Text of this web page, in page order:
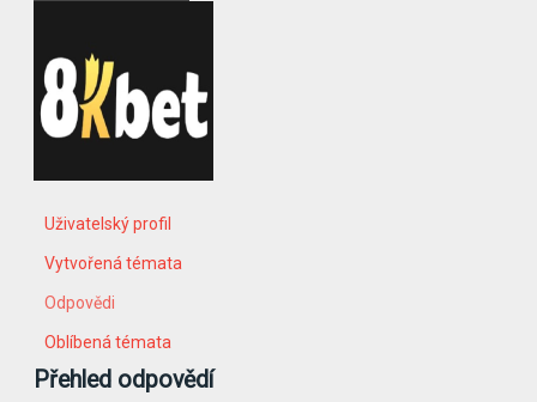
Uživatelský profil
Vytvořená témata
Odpovědi
Oblíbená témata
Přehled odpovědí